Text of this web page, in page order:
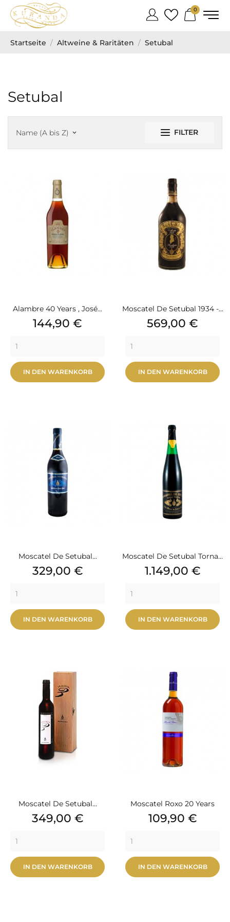
0
Startseite Altweine & Raritäten Setubal
Setubal
Name (A bis Z) keyboard_arrow_down FILTER
Alambre 40 Years , José...
Preis
144,90 €
IN DEN WARENKORB
Moscatel De Setubal 1934 -...
Preis
569,00 €
IN DEN WARENKORB
Moscatel De Setubal...
Preis
329,00 €
IN DEN WARENKORB
Moscatel De Setubal Torna...
Preis
1.149,00 €
IN DEN WARENKORB
Moscatel De Setubal...
Preis
349,00 €
IN DEN WARENKORB
Moscatel Roxo 20 Years
Preis
109,90 €
IN DEN WARENKORB